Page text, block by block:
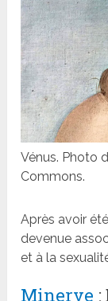
Vénus. Photo
Commons.
Après avoir
devenue
et à la
Minerve :